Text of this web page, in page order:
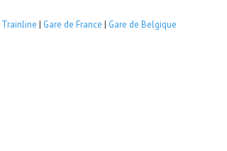
Trainline | Gare de France | Gare de Belgique